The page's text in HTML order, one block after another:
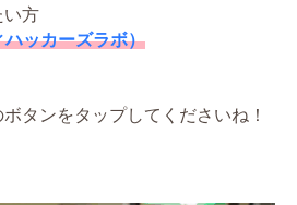
い方
ッカーズラボ）
タンをタップしてくださいね！